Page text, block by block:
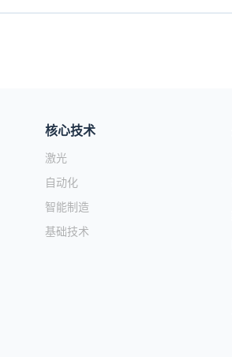
核心技术
激光
自动化
智能制造
基础技术